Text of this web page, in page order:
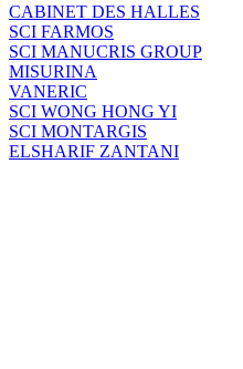
CABINET DES HALLES
SCI FARMOS
SCI MANUCRIS GROUP
MISURINA
VANERIC
SCI WONG HONG YI
SCI MONTARGIS
ELSHARIF ZANTANI